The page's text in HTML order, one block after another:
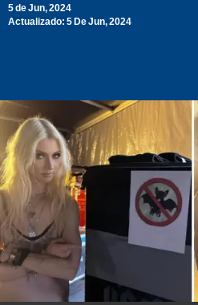
5 de Jun, 2024
Actualizado: 5 De Jun, 2024